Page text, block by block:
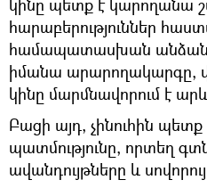
կինը պետք է կարողանա
հարաբերություններ
համապատասխան
իմանա արարողակարգը,
կինը մարմնավորում է
Բացի այդ, չինուհին
պատմությունը, որտեղ
ավանդույթները և